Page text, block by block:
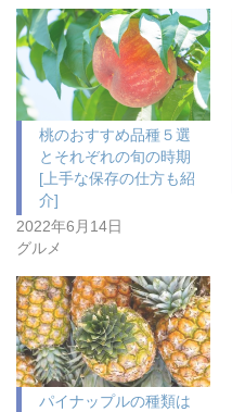
桃のおすすめ品種５選
とそれぞれの旬の時期
[上手な保存の仕方も紹
介]
2022年6月14日
グルメ
パイナップルの種類は